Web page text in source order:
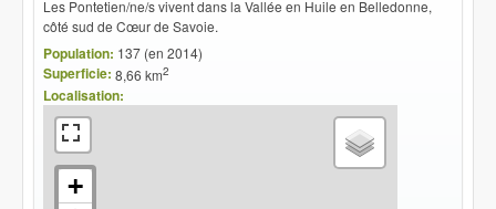
Les Pontetien/ne/s vivent dans la Vallée en Huile en Belledonne,
côté sud de Cœur de Savoie.
Population: 137 (en 2014)
Superficie: 8,66 km2
Localisation: